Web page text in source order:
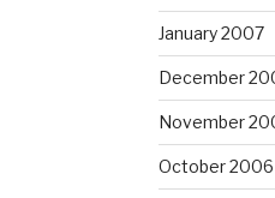
January 2007
December
November
October 2006